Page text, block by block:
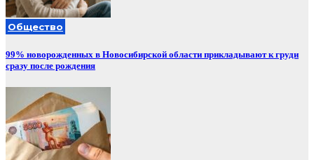
Общество
99% новорожденных в Новосибирской области прикладывают к груди
сразу после рождения